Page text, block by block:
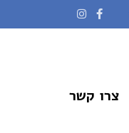
צרו קשר